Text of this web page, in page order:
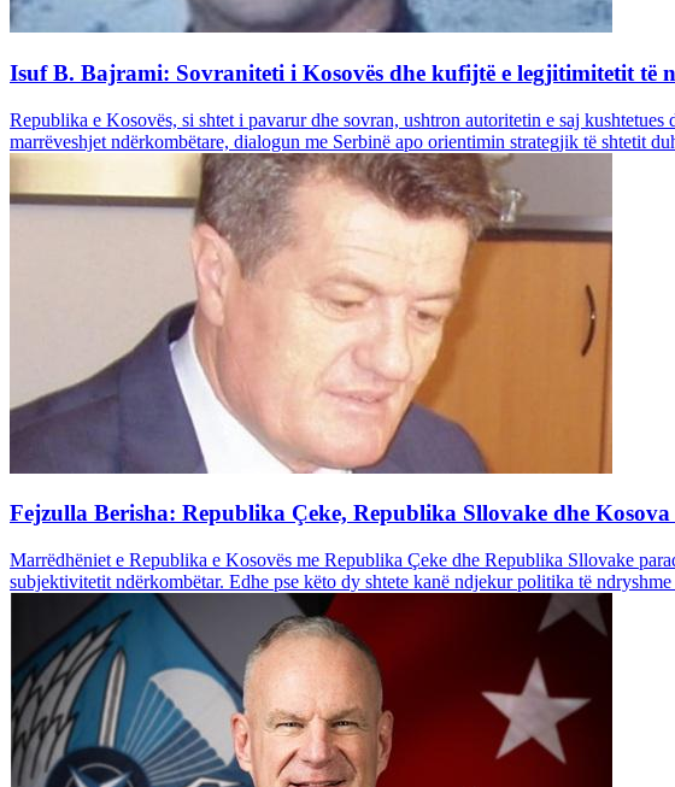
Isuf B. Bajrami: Sovraniteti i Kosovës dhe kufijtë e legjitimitetit të
Republika e Kosovës, si shtet i pavarur dhe sovran, ushtron autoritetin e saj
marrëveshjet ndërkombëtare, dialogun me Serbinë apo orientimin strategjik të shtetit
Fejzulla Berisha: Republika Çeke, Republika Sllovake dhe Kosova
Marrëdhëniet e Republika e Kosovës me Republika Çeke dhe Republika Sllovake
subjektivitetit ndërkombëtar. Edhe pse këto dy shtete kanë ndjekur politika të